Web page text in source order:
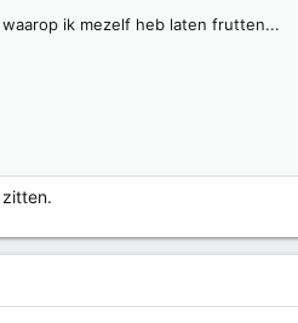
ik mezelf heb laten frutten...